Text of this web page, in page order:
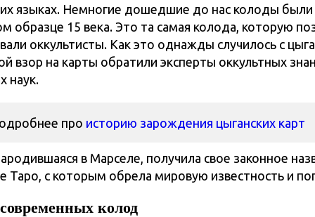
языках. Немногие дошедшие до нас колоды
образце 15 века. Это та самая колода, которую
оккультисты. Как это однажды случилось с
взор на карты обратили эксперты оккультных
наук.
про историю зарождения цыганских карт
в Марселе, получила свое законное
Таро, с которым обрела мировую известность и
колод